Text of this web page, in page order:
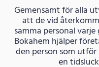
Gemensamt för alla
att de vid
samma personal
Bokahem hjälper
den person som
en